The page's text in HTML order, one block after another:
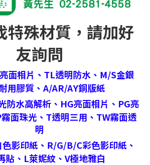
特殊材質，請加好
友詢問
面相片、 TL透明防水、 M/S金銀
用膠質、 A/AR/AY銅版紙
防水高解析、 HG亮面相片、 PG亮
面珠光、 T透明三用、 TW霧面透
明
影印紙、 R/G/B/C彩色影印紙、
貼、 L萊妮紋、 V極地雅白